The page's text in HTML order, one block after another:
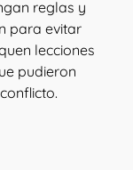
reglas y
para evitar
lecciones
pudieron